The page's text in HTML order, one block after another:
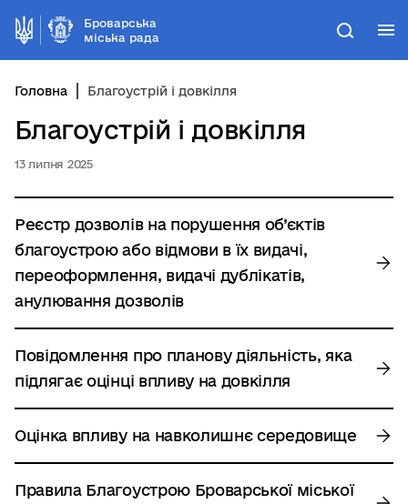
Броварська
міська рада
Пошук
Головна Благоустрій і довкілля
Благоустрій і довкілля
13 липня 2025
Реєстр дозволів на порушення об’єктів
благоустрою або відмови в їх видачі,
переоформлення, видачі дублікатів,
анулювання дозволів
Повідомлення про планову діяльність, яка
підлягає оцінці впливу на довкілля
Оцінка впливу на навколишнє середовище
Правила Благоустрою Броварської міської